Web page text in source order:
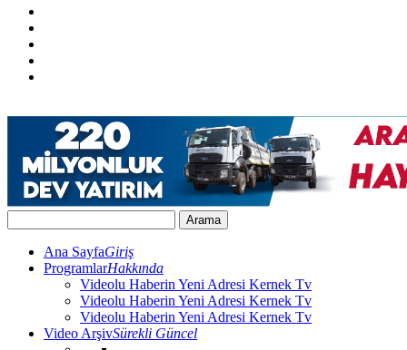
Ana SayfaGiriş
ProgramlarHakkında
Videolu Haberin Yeni Adresi Kernek Tv
Videolu Haberin Yeni Adresi Kernek Tv
Videolu Haberin Yeni Adresi Kernek Tv
Video ArşivSürekli Güncel